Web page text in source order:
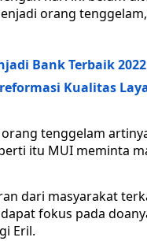
orang
Bank Terbaik 2022
Kualitas
tenggelam
itu MUI meminta
dari masyarakat
fokus pada
Eril.